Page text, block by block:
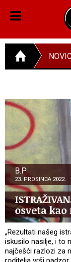
B.P.
23. PROSINCA 2022.
osveta
„Rezultati našeg
iskusilo nasilje, i to
najčešći razlozi za